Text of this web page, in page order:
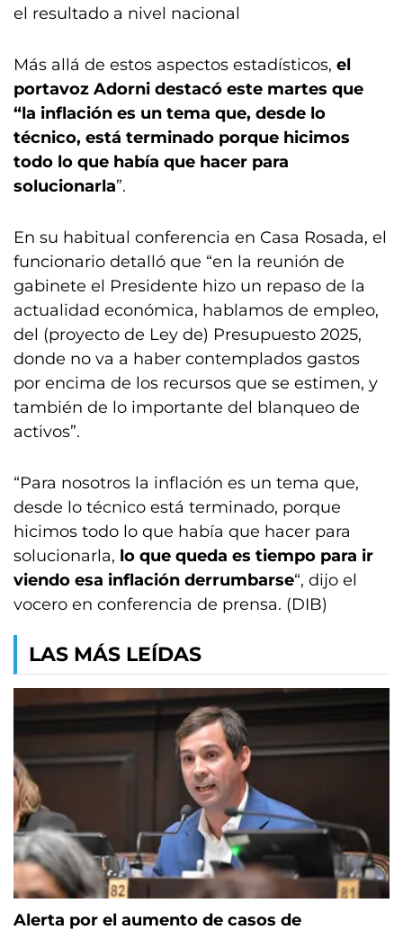
el resultado a nivel nacional
Más allá de estos aspectos estadísticos, el
portavoz Adorni destacó este martes que
“la inflación es un tema que, desde lo
técnico, está terminado porque hicimos
todo lo que había que hacer para
solucionarla”.
En su habitual conferencia en Casa Rosada, el
funcionario detalló que “en la reunión de
gabinete el Presidente hizo un repaso de la
actualidad económica, hablamos de empleo,
del (proyecto de Ley de) Presupuesto 2025,
donde no va a haber contemplados gastos
por encima de los recursos que se estimen, y
también de lo importante del blanqueo de
activos”.
“Para nosotros la inflación es un tema que,
desde lo técnico está terminado, porque
hicimos todo lo que había que hacer para
solucionarla, lo que queda es tiempo para ir
viendo esa inflación derrumbarse“, dijo el
vocero en conferencia de prensa. (DIB)
LAS MÁS LEÍDAS
Alerta por el aumento de casos de